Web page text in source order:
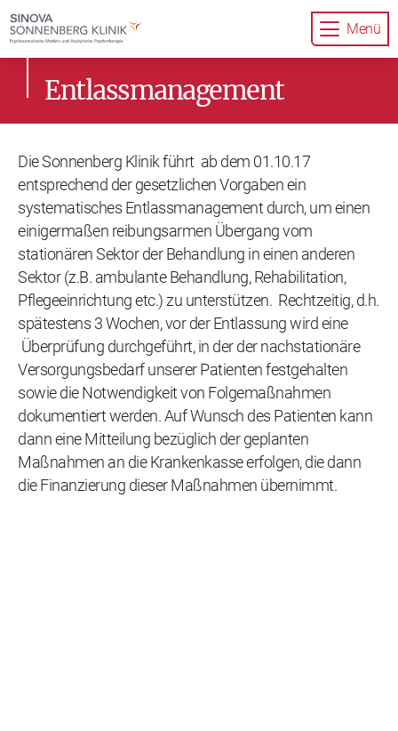
Menü
Entlassmanagement
Die Sonnenberg Klinik führt ab dem 01.10.17
entsprechend der gesetzlichen Vorgaben ein
systematisches Entlassmanagement durch, um einen
einigermaßen reibungsarmen Übergang vom
stationären Sektor der Behandlung in einen anderen
Sektor (z.B. ambulante Behandlung, Rehabilitation,
Pflegeeinrichtung etc.) zu unterstützen. Rechtzeitig, d.h.
spätestens 3 Wochen, vor der Entlassung wird eine
Überprüfung durchgeführt, in der der nachstationäre
Versorgungsbedarf unserer Patienten festgehalten
sowie die Notwendigkeit von Folgemaßnahmen
dokumentiert werden. Auf Wunsch des Patienten kann
dann eine Mitteilung bezüglich der geplanten
Maßnahmen an die Krankenkasse erfolgen, die dann
die Finanzierung dieser Maßnahmen übernimmt.